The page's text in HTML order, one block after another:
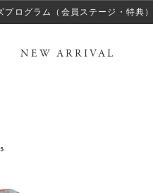
プログラム（会員ステージ・特典
NEW ARRIVAL